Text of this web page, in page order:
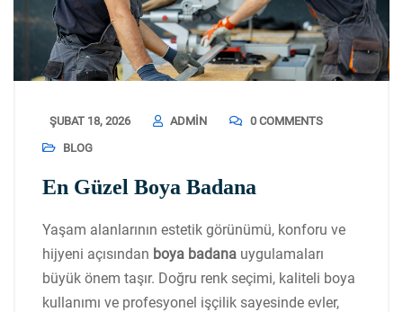
ŞUBAT 18, 2026 ADMIN
0 COMMENTS
BLOG
En Güzel Boya Badana
Yaşam alanlarının estetik görünümü, konforu ve
hijyeni açısından boya badana uygulamaları
büyük önem taşır. Doğru renk seçimi, kaliteli boya
kullanımı ve profesyonel işçilik sayesinde evler,